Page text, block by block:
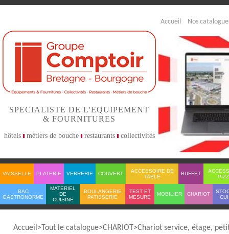
Accueil Nos
SPECIALISTE DE L'EQUIPEMENT
& FOURNITURES
hôtels métiers de bouche restaurants collectivités
VAISSELLE PLATERIE VERRERIE COUVERT
ACCESSOIRE DE
TABLE
BUFFET
BAC
GASTRONORME
MATERIEL
DE
CUISINE
BOULANGERIE
PATISSERIE
TEST ET
MESURE
MOBILIER CHARIOT
Accueil Tout le catalogue CHARIOT Chariot service, étage,